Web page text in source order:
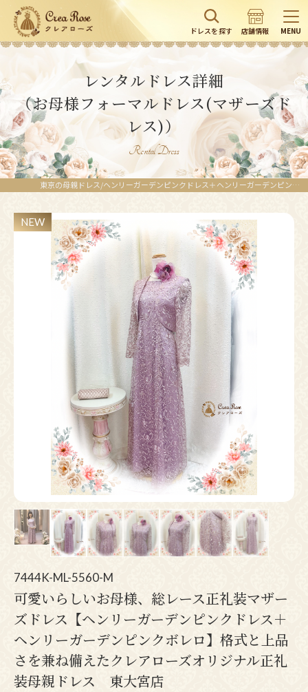
ドレスを探す 店舗情報 MENU
レンタルドレス詳細
（お母様フォーマルドレス(マザーズド
レス)）
Rental Dress
東京の母親ドレス/ヘンリーガーデンピンクドレス＋ヘンリーガーデンピンクボレロ｜ピンク（桃）／繊細な総レースがお母様の存在感を引き立てる上品な正礼装マザーズドレス/レンタルドレス東京/レンタルドレス埼玉
NEW
7444K-ML-5560-M
可愛いらしいお母様、総レース正礼装マザー
ズドレス【ヘンリーガーデンピンクドレス＋
ヘンリーガーデンピンクボレロ】格式と上品
さを兼ね備えたクレアローズオリジナル正礼
装母親ドレス 東大宮店